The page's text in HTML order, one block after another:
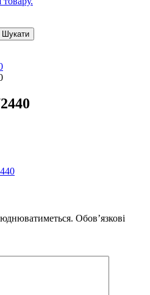
Обов’язкові